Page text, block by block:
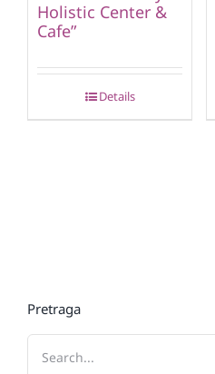
Holistic Center &
Cafe”
Details
Pretraga